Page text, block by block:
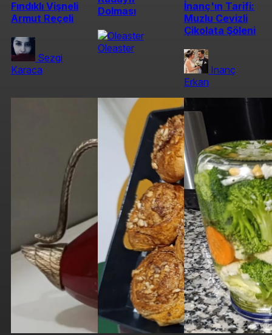
Fındıklı Vişneli
Armut Reçeli
Sezgi
Karaca
Dolması
Oleaster
İnanç'ın Tarifi:
Muzlu Cevizli
Çikolata Şöleni
Inanç
Erkan